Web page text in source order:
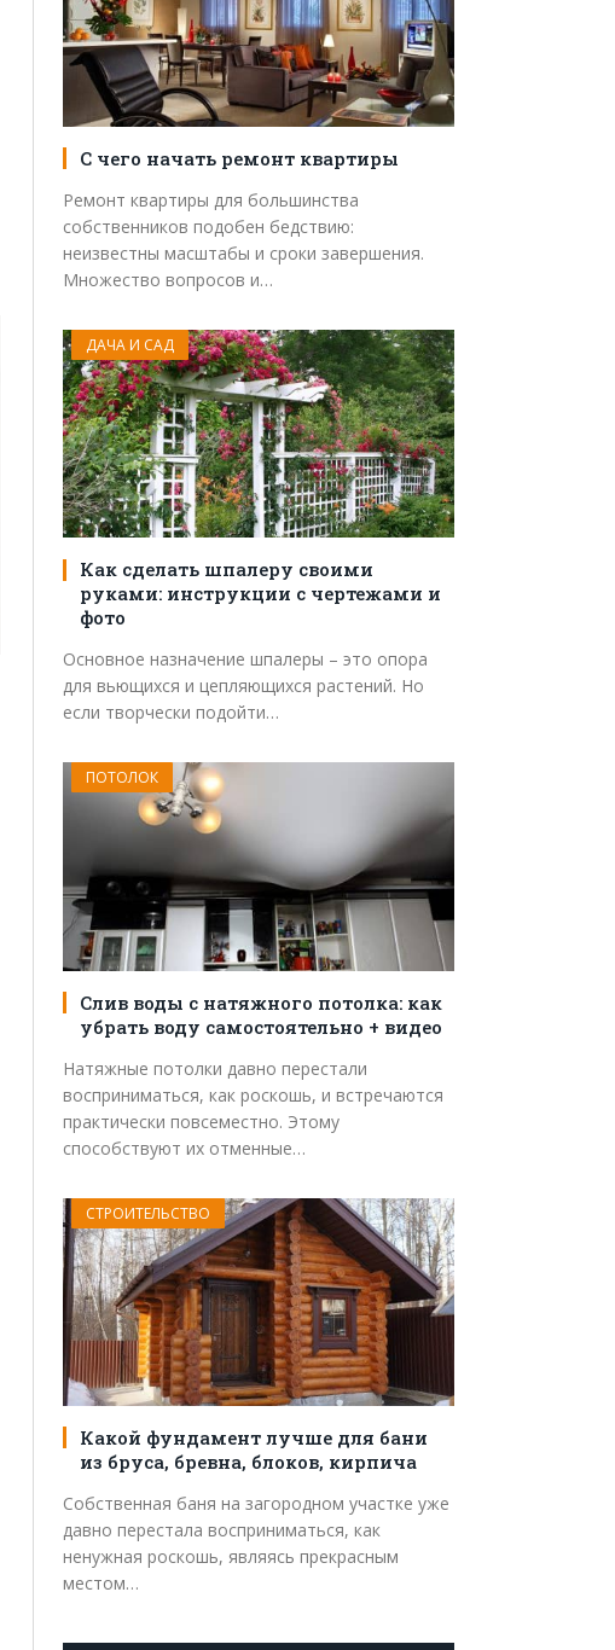
С чего начать ремонт квартиры
Ремонт квартиры для большинства
собственников подобен бедствию:
неизвестны масштабы и сроки завершения.
Множество вопросов и…
ДАЧА И САД
Как сделать шпалеру своими
руками: инструкции с чертежами и
фото
Основное назначение шпалеры – это опора
для вьющихся и цепляющихся растений. Но
если творчески подойти…
ПОТОЛОК
Слив воды с натяжного потолка: как
убрать воду самостоятельно + видео
Натяжные потолки давно перестали
восприниматься, как роскошь, и встречаются
практически повсеместно. Этому
способствуют их отменные…
СТРОИТЕЛЬСТВО
Какой фундамент лучше для бани
из бруса, бревна, блоков, кирпича
Собственная баня на загородном участке уже
давно перестала восприниматься, как
ненужная роскошь, являясь прекрасным
местом…